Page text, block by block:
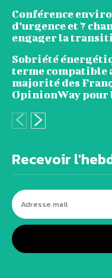
Conférence
d’urgence et 7
engager la
Sobriété
terme compatible
majorité des
OpinionWay pour
Recevoir